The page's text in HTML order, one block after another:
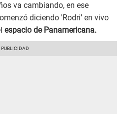
va cambiando, en ese
diciendo 'Rodri' en vivo
espacio de Panamericana.